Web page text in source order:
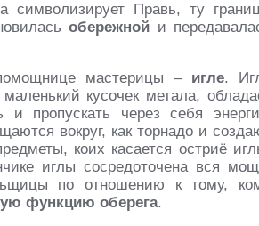
Правь, ту
обережной и
мастерицы – игле.
кусочек метала,
и пропускать через себя
вокруг, как торнадо и
коих касается остриё
иглы сосредоточена вся
по отношению к тому,
функцию оберега.